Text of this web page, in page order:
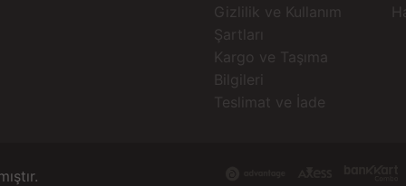
Gizlilik ve Kullanım
Şartları
Kargo ve Taşıma
Bilgileri
Teslimat ve İade